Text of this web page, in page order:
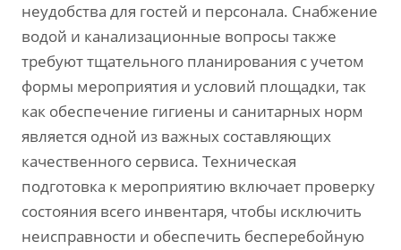
неудобства для гостей и персонала. Снабжение
водой и канализационные вопросы также
требуют тщательного планирования с учетом
формы мероприятия и условий площадки‚ так
как обеспечение гигиены и санитарных норм
является одной из важных составляющих
качественного сервиса. Техническая
подготовка к мероприятию включает проверку
состояния всего инвентаря‚ чтобы исключить
неисправности и обеспечить бесперебойную